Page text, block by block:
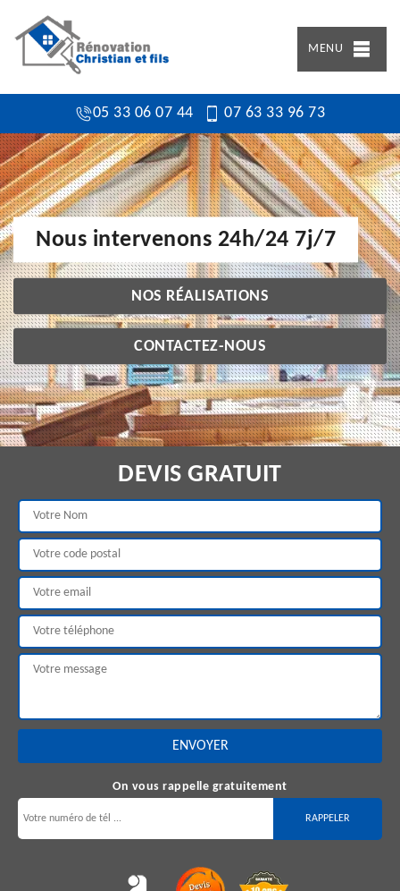
MENU
05 33 06 07 44 07 63 33 96 73
Nous intervenons 24h/24 7j/7
NOS RÉALISATIONS
CONTACTEZ-NOUS
DEVIS GRATUIT
On vous rappelle gratuitement